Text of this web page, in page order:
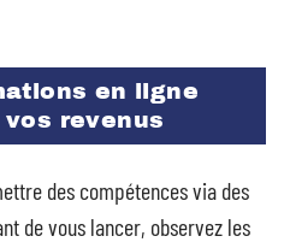
en ligne
revenus
des compétences via des
de vous lancer, observez les